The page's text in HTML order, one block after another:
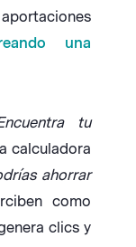
una
tu
calculadora
ahorrar
como
clics y